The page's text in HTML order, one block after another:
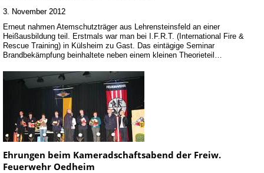
3. November 2012
Erneut nahmen Atemschutzträger aus Lehrensteinsfeld an einer
Heißausbildung teil. Erstmals war man bei I.F.R.T. (International Fire &
Rescue Training) in Külsheim zu Gast. Das eintägige Seminar
Brandbekämpfung beinhaltete neben einem kleinen Theorieteil…
Ehrungen beim Kameradschaftsabend der Freiw.
Feuerwehr Oedheim